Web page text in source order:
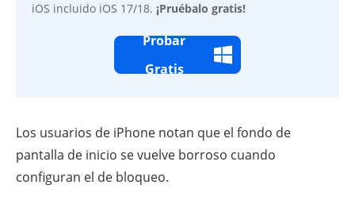
iOS incluido iOS 17/18. ¡Pruébalo gratis!
Probar
Gratis
Los usuarios de iPhone notan que el fondo de
pantalla de inicio se vuelve borroso cuando
configuran el de bloqueo.